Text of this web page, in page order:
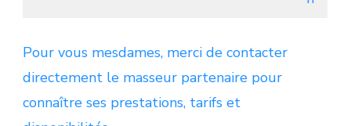
Pour vous mesdames, merci de contacter
directement le masseur partenaire pour
connaître ses prestations, tarifs et